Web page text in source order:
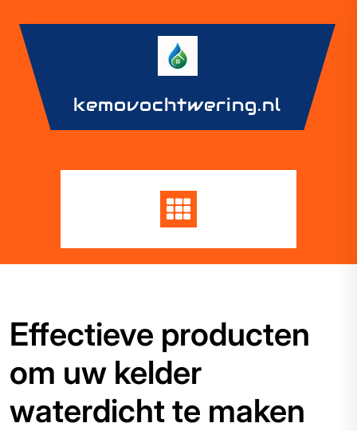
content
kemovochtwering.nl
Effectieve producten
om uw kelder
waterdicht te maken